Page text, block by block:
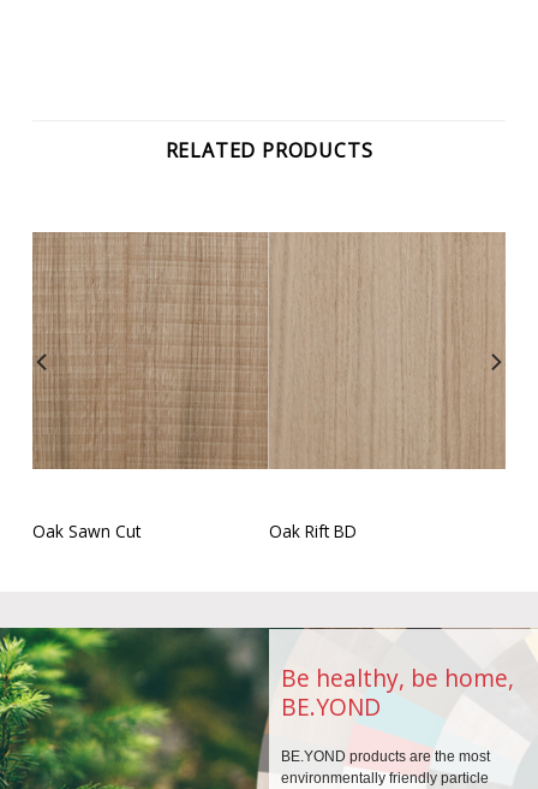
RELATED PRODUCTS
Oak Sawn Cut Oak Rift BD
Be healthy, be home,
BE.YOND
BE.YOND products are the most
environmentally friendly particle